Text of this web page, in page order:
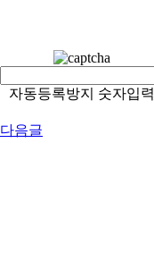
자동등록방지 숫자입력
다음글